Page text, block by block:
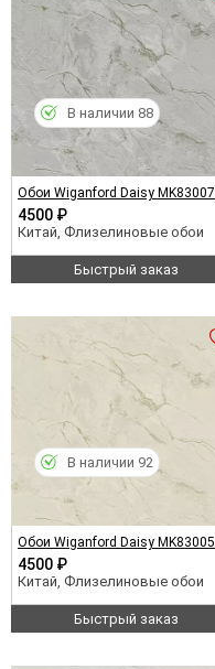
Обои Wiganford Daisy MK83007
4500 ₽
Китай, Флизелиновые обои
Быстрый заказ
В наличии 88
Обои Wiganford Daisy MK83005
4500 ₽
Китай, Флизелиновые обои
Быстрый заказ
В наличии 92